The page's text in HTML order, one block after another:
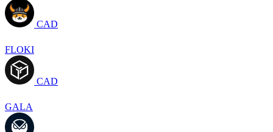
CAD
FLOKI
CAD
GALA